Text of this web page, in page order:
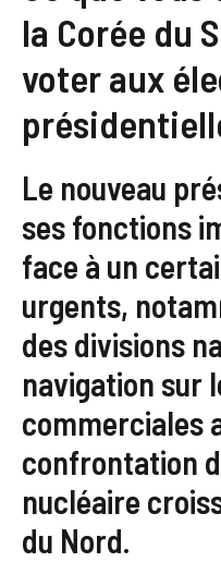
la Corée du
voter aux
Le nouveau
ses fonctions
face à un
urgents,
des divisions
navigation sur
commerciales
confrontation
nucléaire
du Nord.